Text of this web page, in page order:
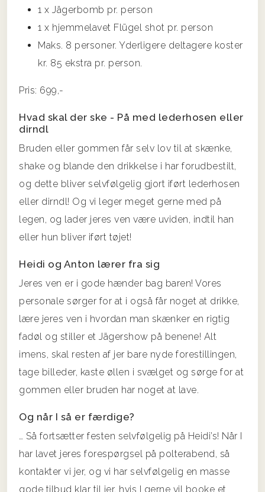
1 x Jägerbomb pr. person
1 x hjemmelavet Flügel shot pr. person
Maks. 8 personer. Yderligere deltagere koster
kr. 85 ekstra pr. person.
Pris: 699,-
Hvad skal der ske - På med lederhosen eller
dirndl
Bruden eller gommen får selv lov til at skænke,
shake og blande den drikkelse i har forudbestilt,
og dette bliver selvfølgelig gjort iført lederhosen
eller dirndl! Og vi leger meget gerne med på
legen, og lader jeres ven være uviden, indtil han
eller hun bliver iført tøjet!
Heidi og Anton lærer fra sig
Jeres ven er i gode hænder bag baren! Vores
personale sørger for at i også får noget at drikke,
lære jeres ven i hvordan man skænker en rigtig
fadøl og stiller et Jägershow på benene! Alt
imens, skal resten af jer bare nyde forestillingen,
tage billeder, kaste øllen i svælget og sørge for at
gommen eller bruden har noget at lave.
Og når I så er færdige?
… Så fortsætter festen selvfølgelig på Heidi’s! Når I
har lavet jeres forespørgsel på polterabend, så
kontakter vi jer, og vi har selvfølgelig en masse
gode tilbud klar til jer, hvis I gerne vil booke et